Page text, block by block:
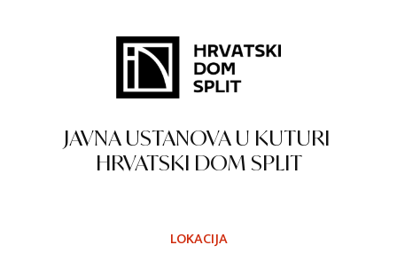
JAVNA USTANOVA U KUTURI
HRVATSKI DOM SPLIT
LOKACIJA